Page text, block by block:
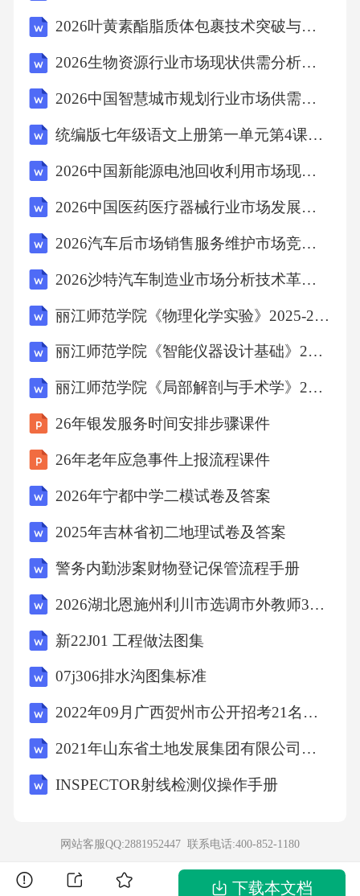
一IP翻拍，其结果可能是天壤之别。看似省力的
经
观众的期待相去甚远。
接下来最有可能论述的是：
A．成功翻拍经典IP作品的途径
C．经典IP作品翻拍为何会失败
D．列举知名IP翻拍失败的案例
《正确答案》
C
学后勤集团招聘若干人2026年笔试试题
武汉大学后勤集团招聘若干人2026年笔试试题
《专家解析》
文段开篇指出经典IP的翻拍有着无可比拟的优
势，接着对此进行具体说明，随后通过转折词
能天壤之别，尾句补充说明经典IP作品翻拍看似
2026叶黄素酯脂质体包裹技术突破与生物可及性提升路径分析报告
2026生物资源行业市场现状供需分析及投资评估规划分析研究报告
2026中国智慧城市规划行业市场供需分析及投资评估规划分析研究报告
统编版七年级语文上册第一单元第4课《古代诗歌四首》学习任务单
2026中国新能源电池回收利用市场现状与政策导向报告
2026中国医药医疗器械行业市场发展分析及发展战略与投资前景预测研究报告
2026汽车后市场销售服务维护市场竞争环境分析
2026沙特汽车制造业市场分析技术革新投资评估政策支持规划分析研究报告
丽江师范学院《物理化学实验》2025-2026学年第二学期期末试卷(A卷)
丽江师范学院《智能仪器设计基础》2025-2026学年第二学期期末试卷(A卷)
丽江师范学院《局部解剖与手术学》2025-2026学年第二学期期末试卷(A卷)
26年银发服务时间安排步骤课件
26年老年应急事件上报流程课件
2026年宁都中学二模试卷及答案
2025年吉林省初二地理试卷及答案
警务内勤涉案财物登记保管流程手册
2026湖北恩施州利川市选调市外教师30人考前冲刺密卷附完整答案详解（全优）
新22J01 工程做法图集
07j306排水沟图集标准
2022年09月广西贺州市公开招考21名县级政府统计机构统计协管员（协统员）模拟卷3套含答案附详解
2021年山东省土地发展集团有限公司招聘笔试试题及答案解析
INSPECTOR射线检测仪操作手册
网站客服QQ:2881952447 联系电话:400-852-1180
下载本文档